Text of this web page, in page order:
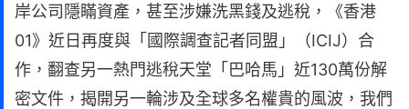
岸公司隱瞞資產，甚至涉嫌洗黑錢及逃稅，《香港
01》近日再度與「國際調查記者同盟」（ICIJ）合
作，翻查另一熱門逃稅天堂「巴哈馬」近130萬份解
密文件，揭開另一輪涉及全球多名權貴的風波，我們